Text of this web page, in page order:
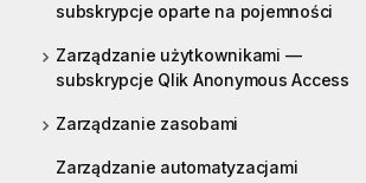
subskrypcje oparte na pojemności
Zarządzanie użytkownikami —
subskrypcje Qlik Anonymous Access
Zarządzanie zasobami
Zarządzanie automatyzacjami